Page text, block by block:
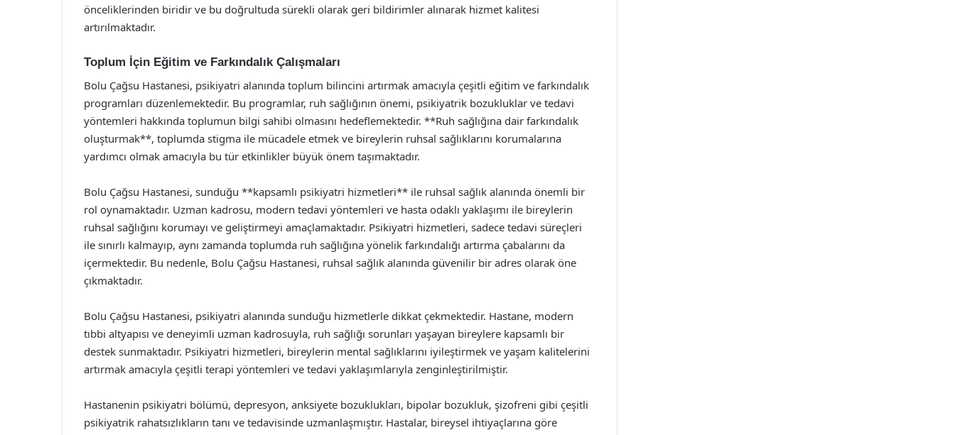
önceliklerinden biridir ve bu doğrultuda sürekli olarak geri bildirimler alınarak hizmet kalitesi
artırılmaktadır.
Toplum İçin Eğitim ve Farkındalık Çalışmaları
Bolu Çağsu Hastanesi, psikiyatri alanında toplum bilincini artırmak amacıyla çeşitli eğitim ve farkındalık
programları düzenlemektedir. Bu programlar, ruh sağlığının önemi, psikiyatrik bozukluklar ve tedavi
yöntemleri hakkında toplumun bilgi sahibi olmasını hedeflemektedir. **Ruh sağlığına dair farkındalık
oluşturmak**, toplumda stigma ile mücadele etmek ve bireylerin ruhsal sağlıklarını korumalarına
yardımcı olmak amacıyla bu tür etkinlikler büyük önem taşımaktadır.
Bolu Çağsu Hastanesi, sunduğu **kapsamlı psikiyatri hizmetleri** ile ruhsal sağlık alanında önemli bir
rol oynamaktadır. Uzman kadrosu, modern tedavi yöntemleri ve hasta odaklı yaklaşımı ile bireylerin
ruhsal sağlığını korumayı ve geliştirmeyi amaçlamaktadır. Psikiyatri hizmetleri, sadece tedavi süreçleri
ile sınırlı kalmayıp, aynı zamanda toplumda ruh sağlığına yönelik farkındalığı artırma çabalarını da
içermektedir. Bu nedenle, Bolu Çağsu Hastanesi, ruhsal sağlık alanında güvenilir bir adres olarak öne
çıkmaktadır.
Bolu Çağsu Hastanesi, psikiyatri alanında sunduğu hizmetlerle dikkat çekmektedir. Hastane, modern
tıbbi altyapısı ve deneyimli uzman kadrosuyla, ruh sağlığı sorunları yaşayan bireylere kapsamlı bir
destek sunmaktadır. Psikiyatri hizmetleri, bireylerin mental sağlıklarını iyileştirmek ve yaşam kalitelerini
artırmak amacıyla çeşitli terapi yöntemleri ve tedavi yaklaşımlarıyla zenginleştirilmiştir.
Hastanenin psikiyatri bölümü, depresyon, anksiyete bozuklukları, bipolar bozukluk, şizofreni gibi çeşitli
psikiyatrik rahatsızlıkların tanı ve tedavisinde uzmanlaşmıştır. Hastalar, bireysel ihtiyaçlarına göre